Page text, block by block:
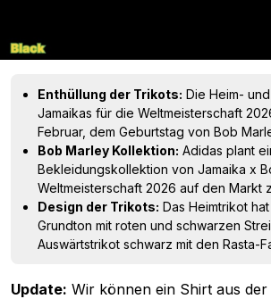
Enthüllung der Trikots: Die Heim-
Jamaikas für die Weltmeisterschaft
Februar, dem Geburtstag von Bob
Bob Marley Kollektion: Adidas plant
Bekleidungskollektion von Jamaika x
Weltmeisterschaft 2026 auf den Markt
Design der Trikots: Das Heimtrikot
Grundton mit roten und schwarzen
Auswärtstrikot schwarz mit den Rasta-
Update: Wir können ein Shirt aus der